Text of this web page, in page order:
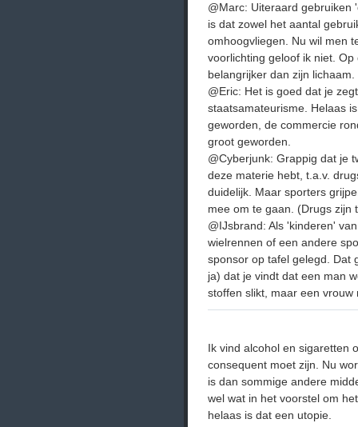
@Marc: Uiteraard gebruiken
is dat zowel het aantal
omhoogvliegen. Nu wil men
voorlichting geloof ik niet.
belangrijker dan zijn lichaam.
@Eric: Het is goed dat je
staatsamateurisme. Helaas
geworden, de commercie
groot geworden.
@Cyberjunk: Grappig dat je
deze materie hebt, t.a.v.
duidelijk. Maar sporters
mee om te gaan. (Drugs zijn
@IJsbrand: Als 'kinderen'
wielrennen of een andere
sponsor op tafel gelegd. Dat
ja) dat je vindt dat een man
stoffen slikt, maar een
Ik vind alcohol en sigaretten
consequent moet zijn. Nu
is dan sommige andere
wel wat in het voorstel om
helaas is dat een utopie.